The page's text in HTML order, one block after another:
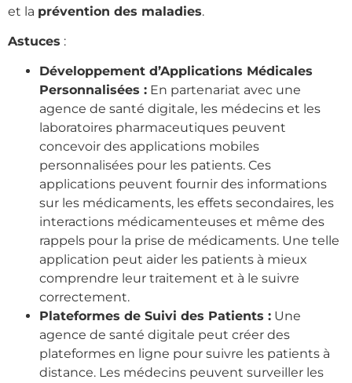
et la prévention des maladies.
Astuces :
Développement d’Applications Médicales
Personnalisées : En partenariat avec une
agence de santé digitale, les médecins et les
laboratoires pharmaceutiques peuvent
concevoir des applications mobiles
personnalisées pour les patients. Ces
applications peuvent fournir des informations
sur les médicaments, les effets secondaires, les
interactions médicamenteuses et même des
rappels pour la prise de médicaments. Une telle
application peut aider les patients à mieux
comprendre leur traitement et à le suivre
correctement.
Plateformes de Suivi des Patients : Une
agence de santé digitale peut créer des
plateformes en ligne pour suivre les patients à
distance. Les médecins peuvent surveiller les